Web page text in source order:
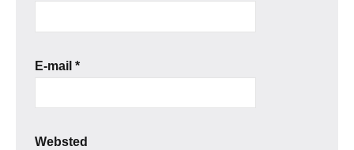
E-mail *
Websted